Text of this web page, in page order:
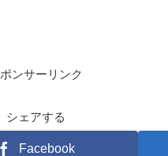
ンサーリンク
シェアする
Facebook